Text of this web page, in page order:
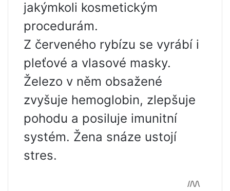
jakýmkoli kosmetickým
procedurám.
Z červeného rybízu se vyrábí i
pleťové a vlasové masky.
Železo v něm obsažené
zvyšuje hemoglobin, zlepšuje
pohodu a posiluje imunitní
systém. Žena snáze ustojí
stres.